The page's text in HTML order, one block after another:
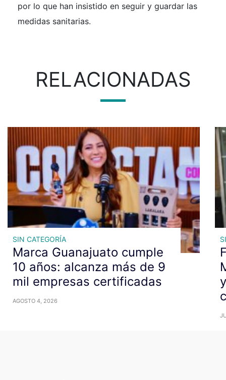
por lo que han insistido en seguir y guardar las
medidas sanitarias.
RELACIONADAS
SIN CATEGORÍA
Marca Guanajuato cumple
10 años: alcanza más de 9
mil empresas certificadas
AGOSTO 4, 2026